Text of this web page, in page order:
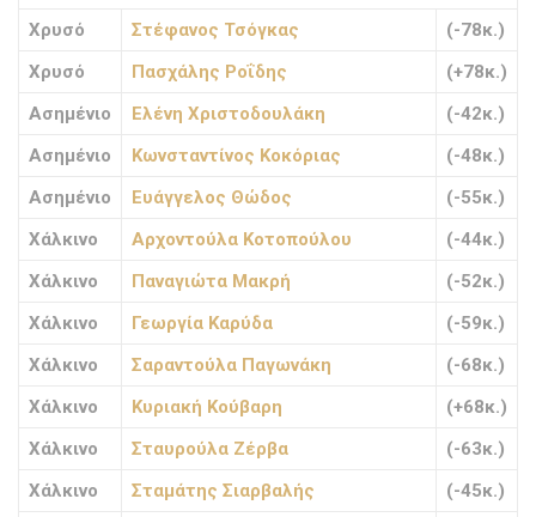
Χρυσό
Στέφανος Τσόγκας
(-78κ.)
Χρυσό
Πασχάλης Ροΐδης
(+78κ.)
Ασημένιο
Ελένη Χριστοδουλάκη
(-42κ.)
Ασημένιο
Κωνσταντίνος Κοκόριας
(-48κ.)
Ασημένιο
Ευάγγελος Θώδος
(-55κ.)
Χάλκινο
Αρχοντούλα Κοτοπούλου
(-44κ.)
Χάλκινο
Παναγιώτα Μακρή
(-52κ.)
Χάλκινο
Γεωργία Καρύδα
(-59κ.)
Χάλκινο
Σαραντούλα Παγωνάκη
(-68κ.)
Χάλκινο
Κυριακή Κούβαρη
(+68κ.)
Χάλκινο
Σταυρούλα Ζέρβα
(-63κ.)
Χάλκινο
Σταμάτης Σιαρβαλής
(-45κ.)